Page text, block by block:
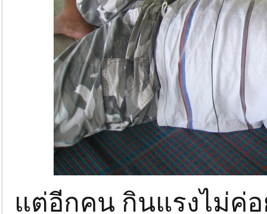
แต่อีกคน กินแรงไม่ค่